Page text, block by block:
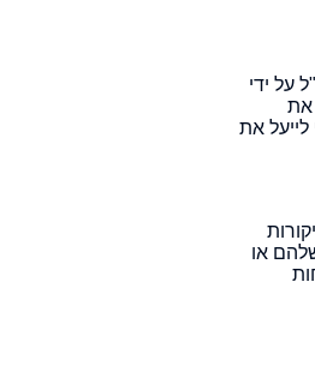
על ידי
את
את
או